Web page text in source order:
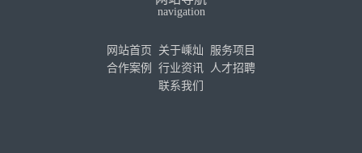
navigation
网站首页 关于嵊灿
服务项目
合作案例
行业资讯
人才招聘
联系我们